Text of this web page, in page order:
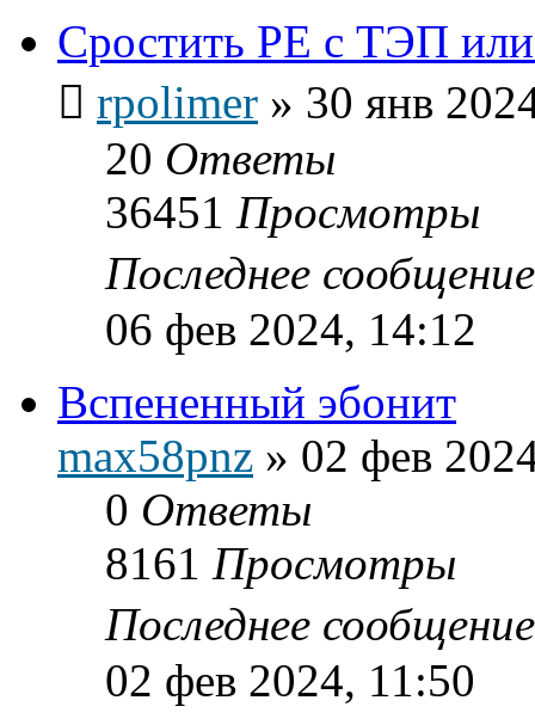
Сростить PE c ТЭП
rpolimer » 30 янв
20 Ответы
36451 Просмотры
Последнее
06 фев 2024, 14:12
Вспененный эбонит
max58pnz » 02 фев
0 Ответы
8161 Просмотры
Последнее
02 фев 2024, 11:50